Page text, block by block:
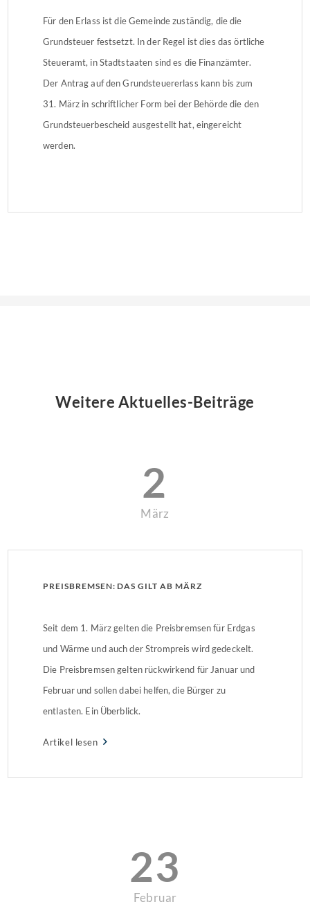
Für den Erlass ist die Gemeinde zuständig, die die
Grundsteuer festsetzt. In der Regel ist dies das örtliche
Steueramt, in Stadtstaaten sind es die Finanzämter.
Der Antrag auf den Grundsteuererlass kann bis zum
31. März in schriftlicher Form bei der Behörde die den
Grundsteuerbescheid ausgestellt hat, eingereicht
werden.
Weitere Aktuelles-Beiträge
2
März
PREISBREMSEN: DAS GILT AB MÄRZ
Seit dem 1. März gelten die Preisbremsen für Erdgas
und Wärme und auch der Strompreis wird gedeckelt.
Die Preisbremsen gelten rückwirkend für Januar und
Februar und sollen dabei helfen, die Bürger zu
entlasten. Ein Überblick.
Artikel lesen
23
Februar